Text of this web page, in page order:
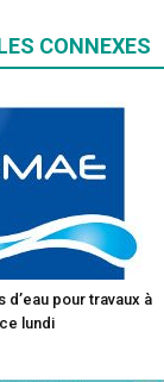
CONNEXES
d’eau pour travaux à
lundi